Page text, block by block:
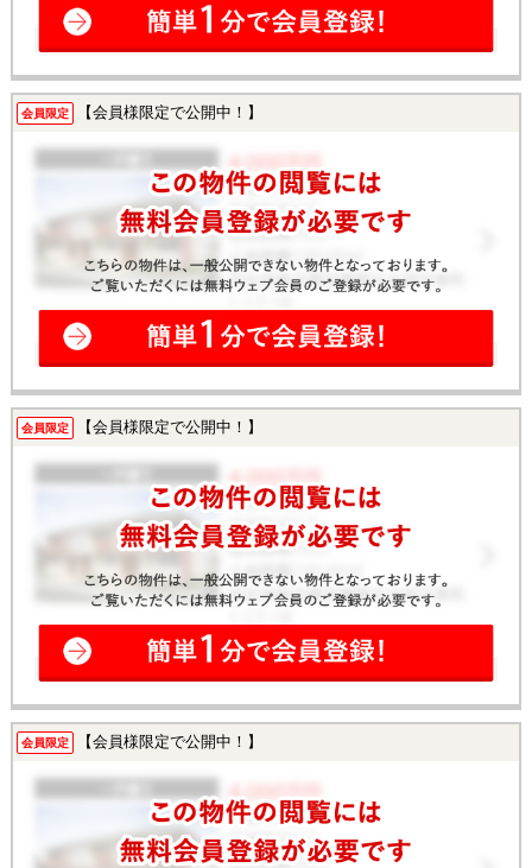
会員限定 【会員様限定で公開中！】
会員限定 【会員様限定で公開中！】
会員限定 【会員様限定で公開中！】